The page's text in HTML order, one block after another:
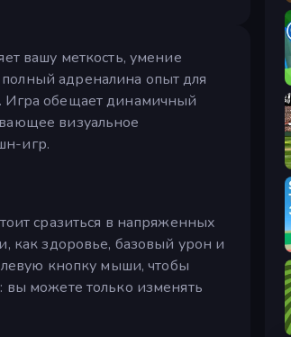
вашу меткость, умение
адреналина опыт для
Игра обещает динамичный
визуальное
игр.
сразиться в напряженных
как здоровье, базовый урон и
кнопку мыши, чтобы
вы можете только изменять